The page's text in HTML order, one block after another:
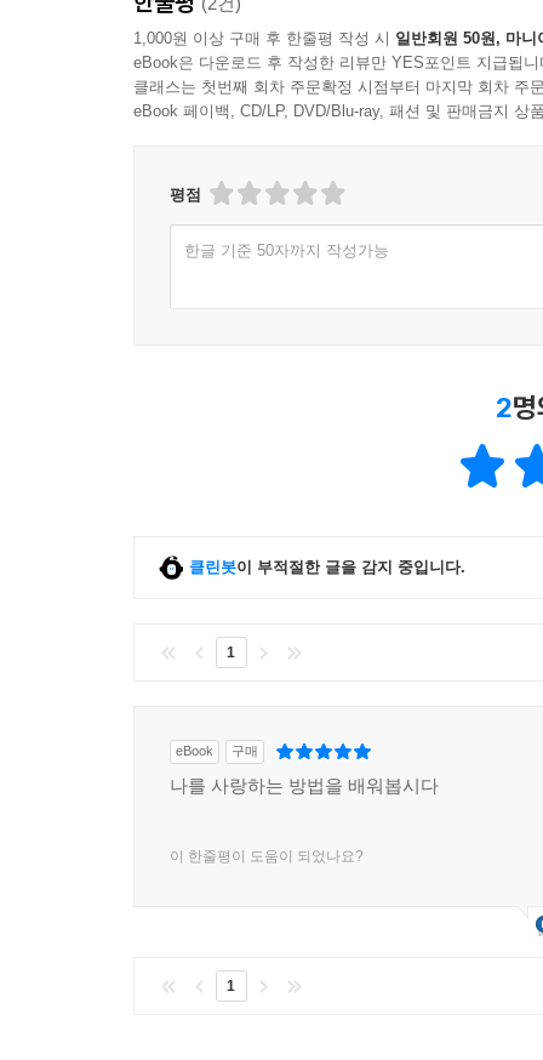
1,000원 이상 구매 후 한줄평 작성 시 일반회원 50원, 마니
eBook은 다운로드 후 작성한 리뷰만 YES포인트 지급됩니
클래스는 첫번째 회차 주문확정 시점부터 마지막 회차 주
eBook 페이백, CD/LP, DVD/Blu-ray, 패션 및 판매금지 상
평점
한글 기준 50자까지 작성가능
2
클린봇이 부적절한 글을 감지 중입니다.
1
eBook 구매
나를 사랑하는 방법을 배워봅시다
이 한줄평이 도움이 되었나요?
1